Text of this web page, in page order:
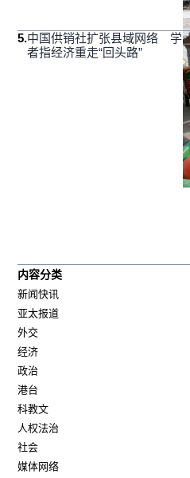
5.中国供销社扩张县域网络 学
者指经济重走“回头路”
内容分类
新闻快讯
亚太报道
外交
经济
政治
港台
科教文
人权法治
社会
媒体网络